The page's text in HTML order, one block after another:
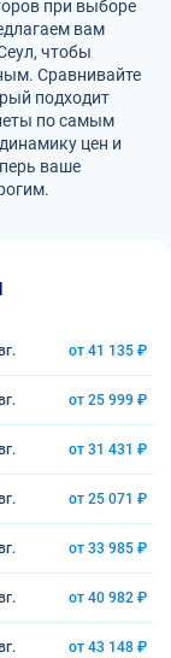
при выборе
вам
чтобы
Сравнивайте
подходит
по самым
цен и
ваше
от 41 135 ₽
от 25 999 ₽
от 31 431 ₽
от 25 071 ₽
от 33 985 ₽
от 40 982 ₽
от 43 148 ₽